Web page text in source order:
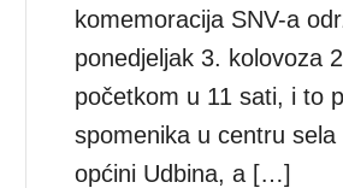
komemoracija SNV-a
ponedjeljak 3. kolovoza
početkom u 11 sati, i to
spomenika u centru sela
općini Udbina, a […]